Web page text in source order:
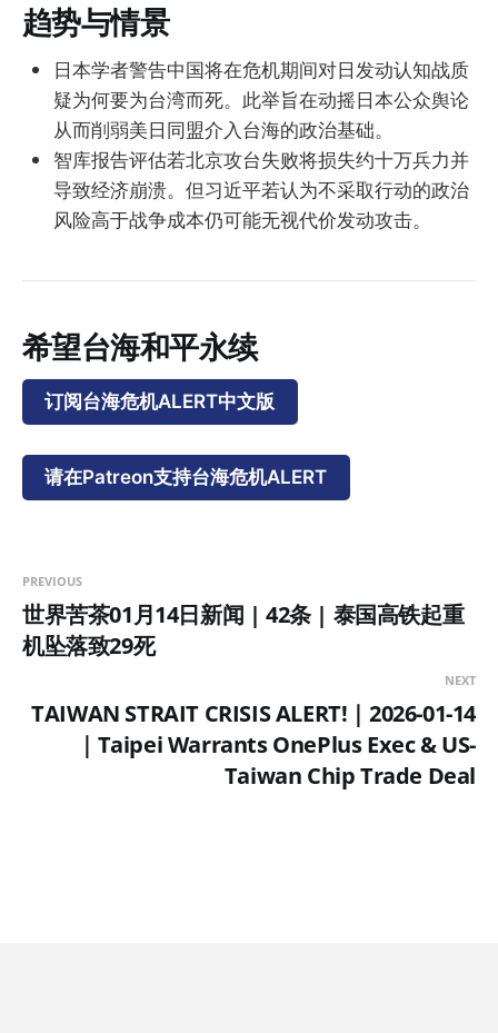
趋势与情景
日本学者警告中国将在危机期间对日发动认知战质
疑为何要为台湾而死。此举旨在动摇日本公众舆论
从而削弱美日同盟介入台海的政治基础。
智库报告评估若北京攻台失败将损失约十万兵力并
导致经济崩溃。但习近平若认为不采取行动的政治
风险高于战争成本仍可能无视代价发动攻击。
希望台海和平永续
订阅台海危机ALERT中文版
请在Patreon支持台海危机ALERT
PREVIOUS
世界苦茶01月14日新闻 | 42条 | 泰国高铁起重
机坠落致29死
NEXT
TAIWAN STRAIT CRISIS ALERT!｜2026-01-14
｜Taipei Warrants OnePlus Exec & US-
Taiwan Chip Trade Deal